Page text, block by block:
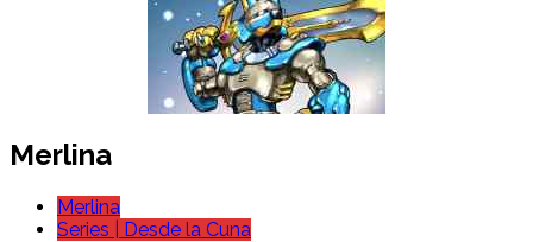
Merlina
Merlina
Series | Desde la Cuna